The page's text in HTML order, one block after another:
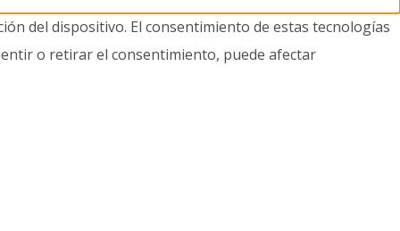
del dispositivo. El consentimiento de estas tecnologías
o retirar el consentimiento, puede afectar